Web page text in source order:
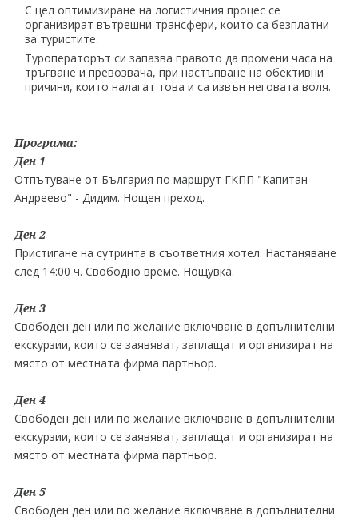
С цел оптимизиране на логистичния процес се
организират вътрешни трансфери, които са безплатни
за туристите.
Туроператорът си запазва правото да промени часа на
тръгване и превозвача, при настъпване на обективни
причини, които налагат това и са извън неговата воля.
Програма:
Ден 1
Отпътуване от България по маршрут ГКПП "Капитан
Андреево" - Дидим. Нощен преход.
Ден 2
Пристигане на сутринта в съответния хотел. Настаняване
след 14:00 ч. Свободно време. Нощувка.
Ден 3
Свободен ден или по желание включване в допълнителни
екскурзии, които се заявяват, заплащат и организират на
място от местната фирма партньор.
Ден 4
Свободен ден или по желание включване в допълнителни
екскурзии, които се заявяват, заплащат и организират на
място от местната фирма партньор.
Ден 5
Свободен ден или по желание включване в допълнителни